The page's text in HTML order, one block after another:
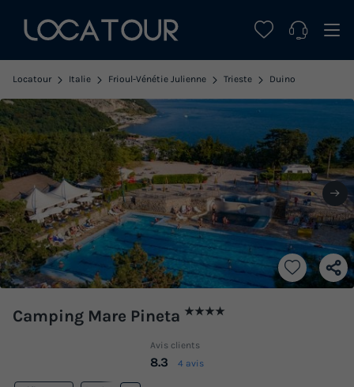
Locatour Italie Frioul-Vénétie Julienne Trieste Duino
Camping Mare Pineta ★★★★
Avis clients
8.3 4 avis